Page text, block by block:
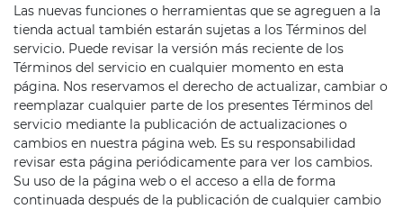
Las nuevas funciones o herramientas que se agreguen a la
tienda actual también estarán sujetas a los Términos del
servicio. Puede revisar la versión más reciente de los
Términos del servicio en cualquier momento en esta
página. Nos reservamos el derecho de actualizar, cambiar o
reemplazar cualquier parte de los presentes Términos del
servicio mediante la publicación de actualizaciones o
cambios en nuestra página web. Es su responsabilidad
revisar esta página periódicamente para ver los cambios.
Su uso de la página web o el acceso a ella de forma
continuada después de la publicación de cualquier cambio